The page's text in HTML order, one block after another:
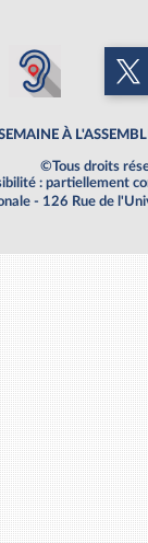
À
©Tous droits
: partiellement
- 126 Rue de